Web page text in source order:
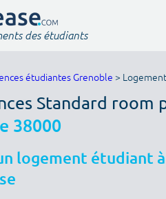
des étudiants
étudiantes Grenoble >
Standard room
38000
logement étudiant